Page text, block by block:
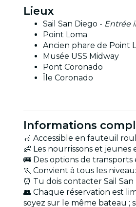
Lieux
Sail San Diego - Entrée
Point Loma
Ancien phare de Point
Musée USS Midway
Pont Coronado
Île Coronado
Informations
🦽 Accessible en fauteuil
👶 Les nourrissons et
🚌 Des options de
🏃 Convient à tous les
⏰ Tu dois contacter Sail
👥 Chaque réservation est
soyez sur le même bateau ;